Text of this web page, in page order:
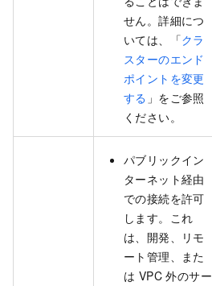
せん。詳細につ
いては、「クラ
スターのエンド
ポイントを変更
する 」をご参照
ください。
パブリックイン
ターネット経由
での接続を許可
します。これ
は、開発、リモ
ート管理、また
は VPC 外のサー